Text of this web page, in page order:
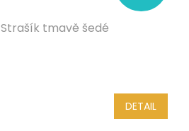
tmavě šedé
DETAIL